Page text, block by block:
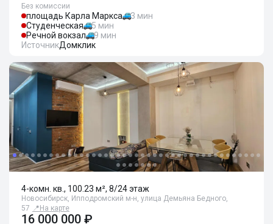
Без комиссии
площадь Карла Маркса
3 мин
Студенческая
5 мин
Речной вокзал
9 мин
ИсточникДомклик
4-комн. кв., 100.23 м², 8/24 этаж
Новосибирск, Ипподромский м-н, улица Демьяна Бедного,
57 📍 На карте
16 000 000 ₽